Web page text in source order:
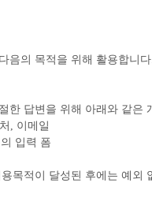
음의 목적을 위해 활용합니
한 답변을 위해 아래와 같은
, 이메일
입력 폼
목적이 달성된 후에는 예외